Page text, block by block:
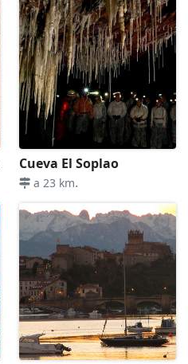
Cueva El Soplao
a 23 km.